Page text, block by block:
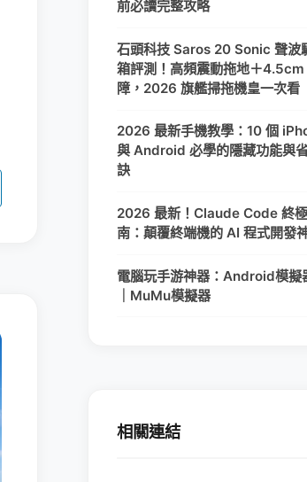
前必讀完整攻略
石頭科技 Saros 20 Sonic 聲波
箱評測！高頻震動拖地＋4.5cm
障，2026 旗艦掃拖機皇一次看
2026 最新手機教學：10 個
與 Android 必學的隱藏功能與
訣
2026 最新！Claude Code 終
南：顛覆終端機的 AI 程式開發
電腦玩手游神器：Android模擬
｜MuMu模擬器
相關連結